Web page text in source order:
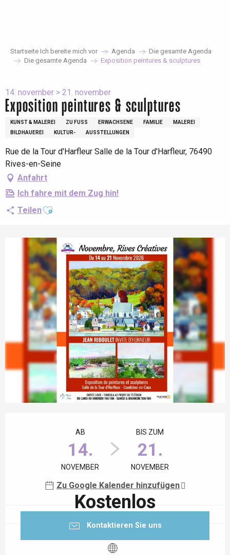
Startseite Ich bereite mich vor Agenda
Die gesamte Agenda
Die gesamte Agenda
Exposition peintures & sculptures
14. november > 21. november
Exposition peintures & sculptures
KUNST & MALEREI ZU FUSS ERWACHSENE FAMILIE
MALEREI
BILDHAUEREI
KULTUR- AUSSTELLUNGEN
Rue de la Tour d'Harfleur Salle de la Tour d'Harfleur, 76490
Rives-en-Seine
Anfahrt
Ich fahre mit dem Zug hin!
TeilenAjouter aux favoris
AB
14.
NOVEMBER
BIS ZUM
21.
NOVEMBER
Zu Google Kalender hinzufügen
Kostenlos
Kontaktieren Sie uns